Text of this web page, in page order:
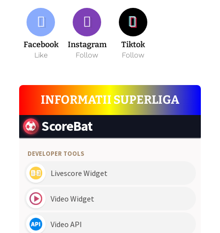
Facebook
Like
Instagram
Follow
Tiktok
Follow
INFORMATII SUPERLIGA